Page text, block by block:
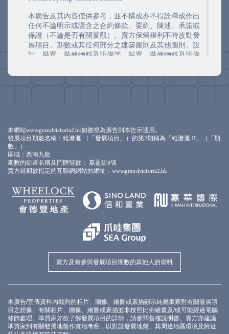
本廣告及其內容僅供參考，並不構成亦不得詮釋成作出
任何不論明示或隱含之合約條款、要約、陳述、承諾或
保證（不論是否有關景觀）。賣方保留權利不時改動發
展項目、期數或其任何部分之建築圖則及其他圖則、設
計、裝置、裝修物料及設備等。裝置、裝修物料及設備
地區日後可能出現改變。住宅物業市場情況不時變化，
所有相關資料及仔細考量。如有疑問，應尋求專業意
見。
賣方建議準買方參閱有關售樓說明書，以了解發展項目
或期數的資料。詳情請參閲售樓説明書。 | 本廣告由賣
最後更新日期: 2026年6月3日
本網站www.grandvictoria2.hk如被視為廣告則本告示適用。
發展項目期數名稱：維港滙 （「發展項目」）的第2期稱為「維港滙 II」（「期
數」）
區域：西南九龍
期數的街道名稱及門牌號數： 荔盈街8號
賣方就期數指定的互聯網網站的網址：www.grandvictoria2.hk
賣方及有參與發展項目期數的其他人的資料
本廣告/宣傳資料內載列的相片、圖像、繪圖或素描顯示純屬畫家對有關發展項
目之想像。有關相片、圖像、繪圖或素描並非按照比例繪畫及/或可能經過電腦
修飾處理。準買家如欲了解發展項目的詳情，請參閱售樓說明書。賣方亦建議
準買家到有關發展地盤作實地考察，以對該發展地盤、其周邊地區環境及附近